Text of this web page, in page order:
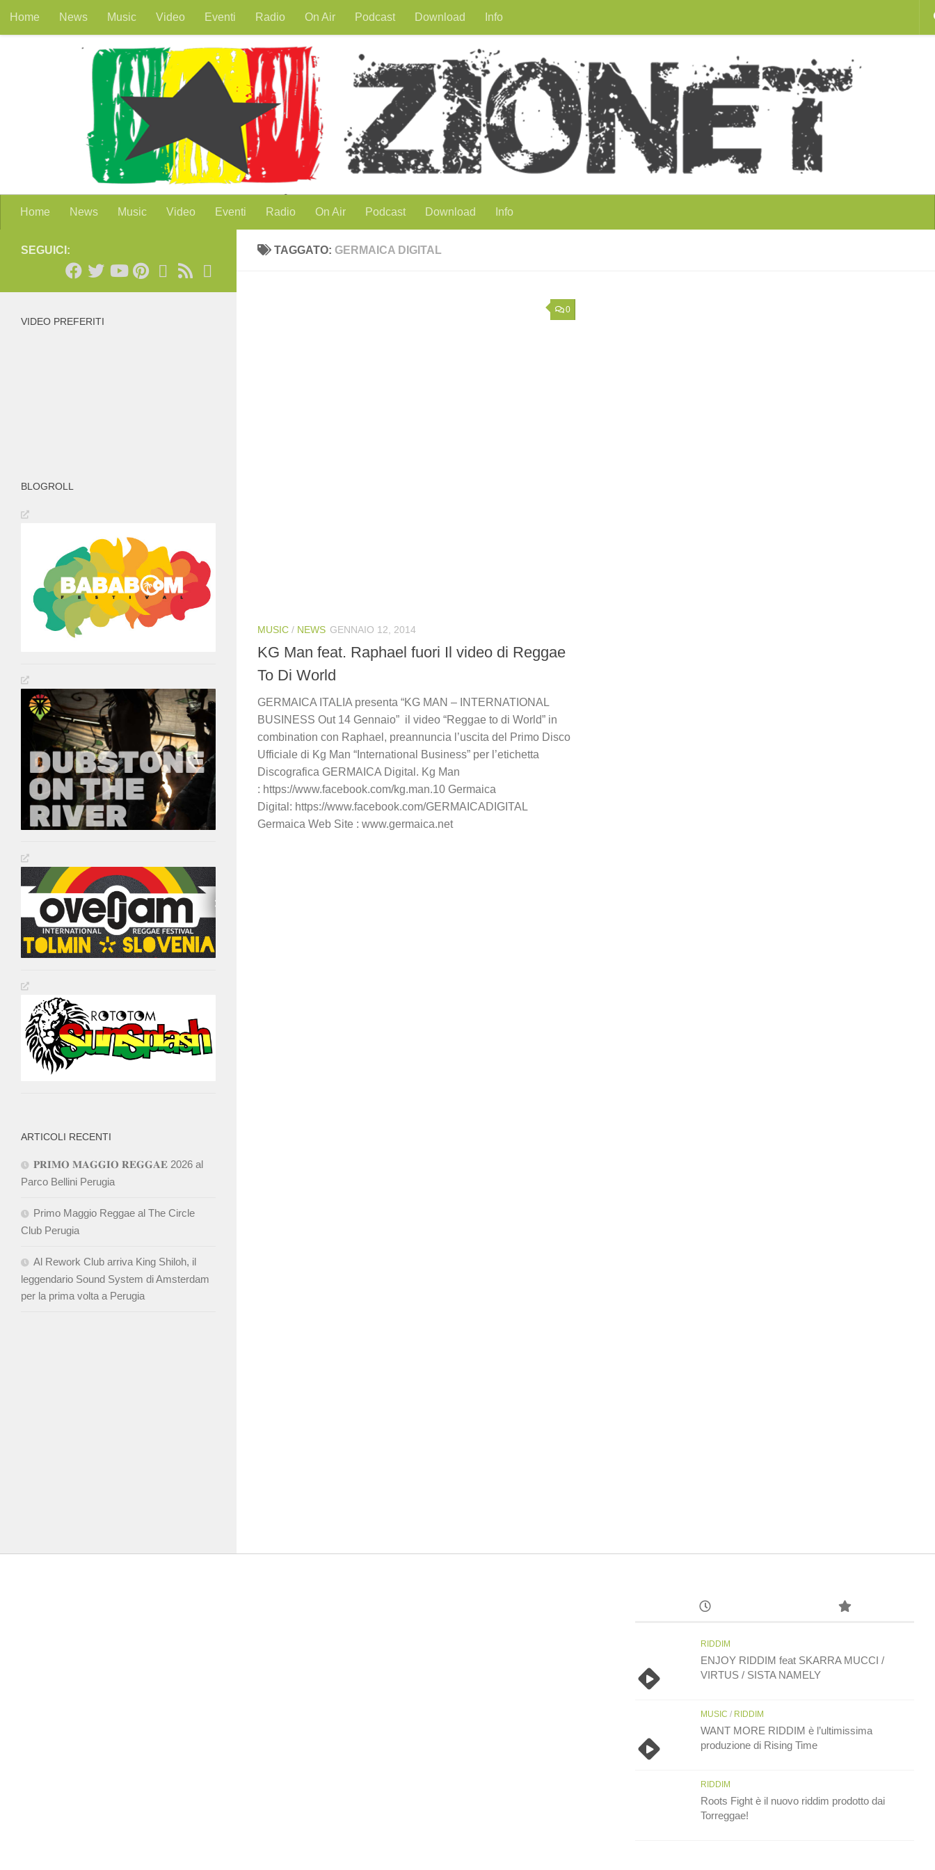
Salta al contenuto
Home News Music Video Eventi Radio On Air Podcast Download Info
Home News Music Video Eventi Radio On Air Podcast Download Info
TAGGATO: GERMAICA DIGITAL
0
MUSIC / NEWS GENNAIO 12, 2014
KG Man feat. Raphael fuori Il video di Reggae
To Di World
GERMAICA ITALIA presenta “KG MAN – INTERNATIONAL
BUSINESS Out 14 Gennaio” il video “Reggae to di World” in
combination con Raphael, preannuncia l’uscita del Primo Disco
Ufficiale di Kg Man “International Business” per l’etichetta
Discografica GERMAICA Digital. Kg Man
: https://www.facebook.com/kg.man.10 Germaica
Digital: https://www.facebook.com/GERMAICADIGITAL
Germaica Web Site : www.germaica.net
SEGUICI:
VIDEO PREFERITI
BLOGROLL
ARTICOLI RECENTI
𝐏𝐑𝐈𝐌𝐎 𝐌𝐀𝐆𝐆𝐈𝐎 𝐑𝐄𝐆𝐆𝐀𝐄 2026 al
Parco Bellini Perugia
Primo Maggio Reggae al The Circle
Club Perugia
Al Rework Club arriva King Shiloh, il
leggendario Sound System di Amsterdam
per la prima volta a Perugia
RIDDIM
ENJOY RIDDIM feat SKARRA MUCCI /
VIRTUS / SISTA NAMELY
MUSIC / RIDDIM
WANT MORE RIDDIM è l’ultimissima
produzione di Rising Time
RIDDIM
Roots Fight è il nuovo riddim prodotto dai
Torreggae!